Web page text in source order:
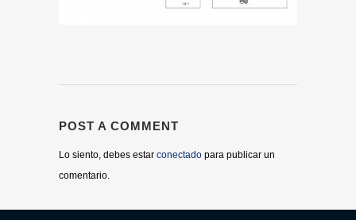
POST A COMMENT
Lo siento, debes estar conectado para publicar un
comentario.